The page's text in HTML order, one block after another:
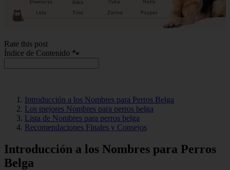
Rate this post
Índice de Contenido 🐾
Introducción a los Nombres para Perros Belga
Los mejores Nombres para perros belga
Lista de Nombres para perros belga
Recomendaciones Finales y Consejos
Introducción a los Nombres para Perros
Belga